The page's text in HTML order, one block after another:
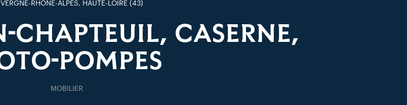
RHÔNE-ALPES, HAUTE-LOIRE (43)
CHAPTEUIL, CASERNE,
POMPES
MOBILIER